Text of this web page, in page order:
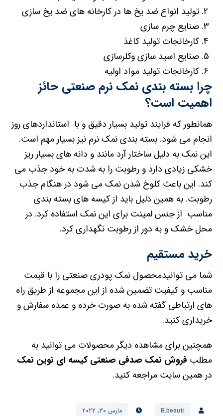
تولید انواع ضد یخ ها در کارخانه های ضد یخ سازی
صنایع چرم سازی
کارخانجات تولید کاغذ
صنایع اسید سازی وکلرسازی
کارخانجات تولید مواد اولیه
چرا بسته بندی نمک نرم صنعتی حائز
اهمیت است؟
همانطور که فرایند تولید بسیار دقیق و با استانداردهای روز
انجام می شود. بسته بندی نمک نرم نیز بسیار مهم است.
این نمک به دلیل ساختار آرد مانند و دانه های بسیار ریز
خشکی زیادی دارد و رطوبت را به شدت به خود جذب می
کند. این باعث کلوخ شدن نمک می شود در هنگام جذب
رطوبت. به همین دلیل باید از کیسه های بسته بندی
مناسب از جنس لمینت برای این نمک استفاده کرد. در
محل خشک و به دور از رطوبت نگهداری کرد.
خرید مستقیم
شما می توانیدمحصول نمک پودری صنعتی را با قیمت
مناسب و کیفیت تضمین شده از این مجموعه از طریق راه
های ارتباطی گفته شده به صورت خرده و عمده سفارش و
خریداری کنید.
همچنین برای مشاهده دیگر محصولات می توانید به
مطلب فروش نمک صدفی صنعتی کیسه ای نوین نمک
در همین سایت مراجعه کنید.
B.beauti مارس ۳۰, ۲۰۲۲